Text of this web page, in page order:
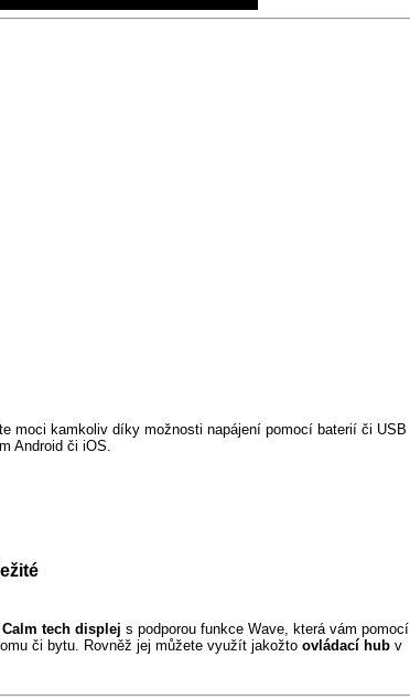
moci kamkoliv díky možnosti napájení pomocí baterií či USB
Android či iOS.
tech displej s podporou funkce Wave, která vám pomocí
či bytu. Rovněž jej můžete využít jakožto ovládací hub v